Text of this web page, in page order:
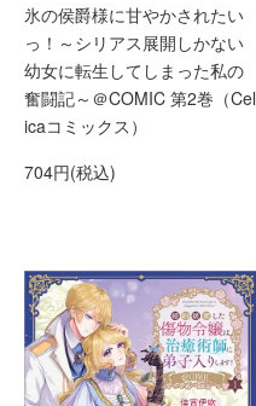
氷の侯爵様に甘やかされたい
っ！～シリアス展開しかない
幼女に転生してしまった私の
奮闘記～＠COMIC 第2巻（Cel
icaコミックス）
704円(税込)